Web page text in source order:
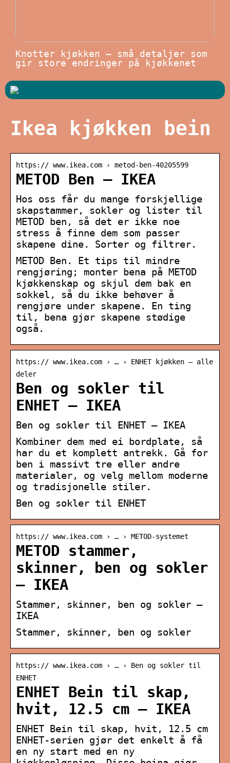
Knotter kjøkken – små detaljer som
gir store endringer på kjøkkenet
Ikea kjøkken bein
https:// www.ikea.com › metod-ben-40205599
METOD Ben – IKEA
Hos oss får du mange forskjellige
skapstammer, sokler og lister til
METOD ben, så det er ikke noe
stress å finne dem som passer
skapene dine. Sorter og filtrer.
METOD Ben. Et tips til mindre
rengjøring; monter bena på METOD
kjøkkenskap og skjul dem bak en
sokkel, så du ikke behøver å
rengjøre under skapene. En ting
til, bena gjør skapene stødige
også.
https:// www.ikea.com › … › ENHET kjøkken – alle
deler
Ben og sokler til
ENHET – IKEA
Ben og sokler til ENHET – IKEA
Kombiner dem med ei bordplate, så
har du et komplett antrekk. Gå for
ben i massivt tre eller andre
materialer, og velg mellom moderne
og tradisjonelle stiler.
Ben og sokler til ENHET
https:// www.ikea.com › … › METOD-systemet
METOD stammer,
skinner, ben og sokler
– IKEA
Stammer, skinner, ben og sokler –
IKEA
Stammer, skinner, ben og sokler
https:// www.ikea.com › … › Ben og sokler til
ENHET
ENHET Bein til skap,
hvit, 12.5 cm – IKEA
ENHET Bein til skap, hvit, 12.5 cm
ENHET-serien gjør det enkelt å få
en ny start med en ny